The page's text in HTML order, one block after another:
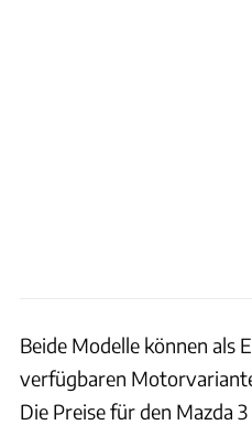
Beide Modelle können als
verfügbaren
Die Preise für den Mazda